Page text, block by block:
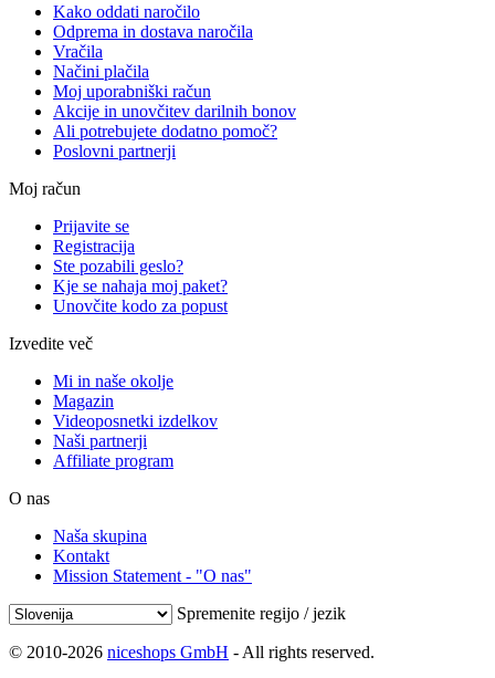
Kako oddati naročilo
Odprema in dostava naročila
Vračila
Načini plačila
Moj uporabniški račun
Akcije in unovčitev darilnih bonov
Ali potrebujete dodatno pomoč?
Poslovni partnerji
Moj račun
Prijavite se
Registracija
Ste pozabili geslo?
Kje se nahaja moj paket?
Unovčite kodo za popust
Izvedite več
Mi in naše okolje
Magazin
Videoposnetki izdelkov
Naši partnerji
Affiliate program
O nas
Naša skupina
Kontakt
Mission Statement - "O nas"
Spremenite regijo / jezik
© 2010-2026 niceshops GmbH - All rights reserved.